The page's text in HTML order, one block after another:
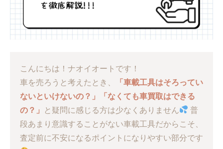
こんにちは！ナオイオートです！
車を売ろうと考えたとき、
「車載工具はそろってい
ないといけないの？」「なくても車買取はできる
の？」
と疑問に感じる方は少なくありません
普
段あまり意識することがない車載工具だからこそ、
査定前に不安になるポイントになりやすい部分です